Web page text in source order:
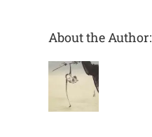
About the Author: